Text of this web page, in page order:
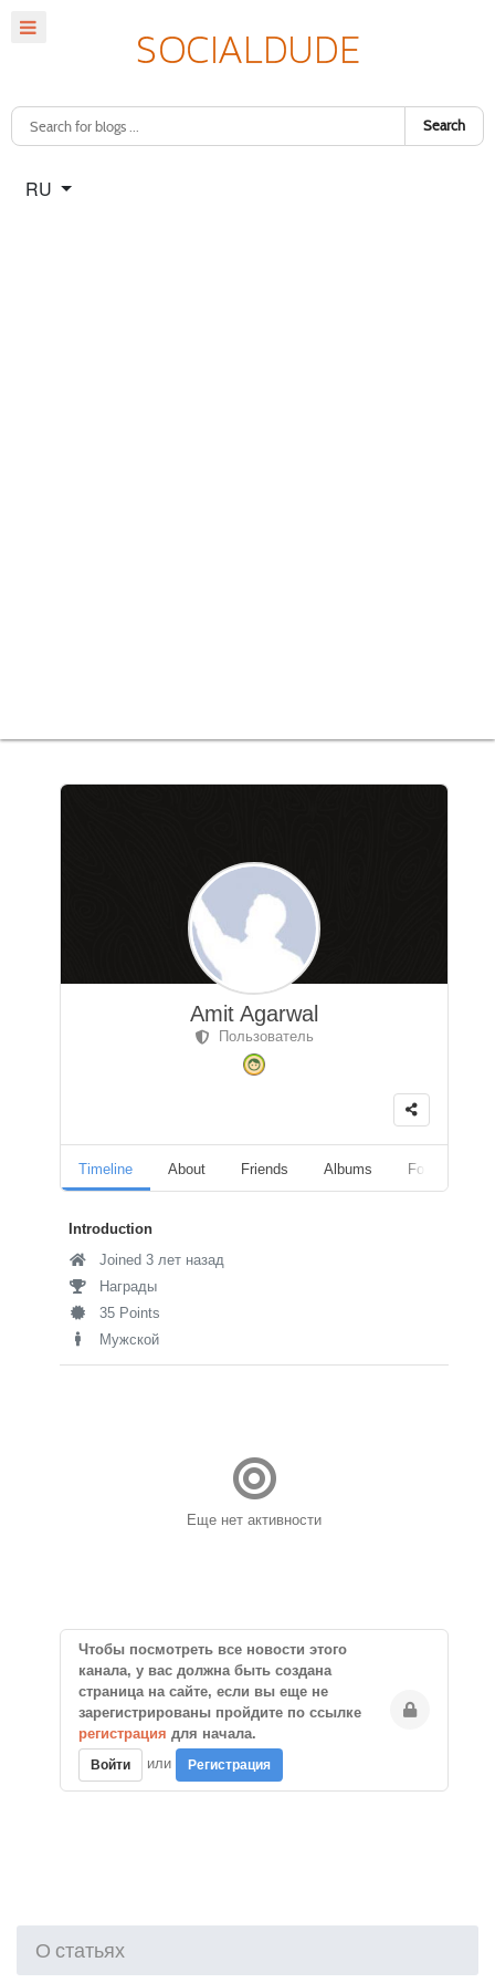
Search
Select your language
RU
Amit Agarwal
Пользователь
Timeline About Friends Albums Followers
Introduction
Joined 3 лет назад
Награды
35 Points
Мужской
Еще нет активности
Чтобы посмотреть все новости этого
канала, у вас должна быть создана
страница на сайте, если вы еще не
зарегистрированы пройдите по ссылке
регистрация для начала.
Войти или Регистрация
О статьях